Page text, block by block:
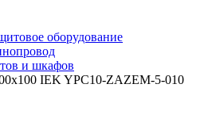
оборудование
и шкафов
IEK YPC10-ZAZEM-5-010